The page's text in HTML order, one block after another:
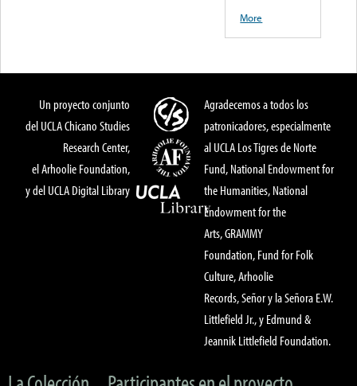
More
Un proyecto conjunto
del UCLA Chicano Studies
Research Center,
el Arhoolie Foundation,
y del UCLA Digital Library
Agradecemos a todos los
patronicadores, especialmente
al UCLA Los Tigres de Norte
Fund, National Endowment for
the Humanities, National
Endowment for the
Arts, GRAMMY
Foundation, Fund for Folk
Culture, Arhoolie
Records, Señor y la Señora E.W.
Littlefield Jr., y Edmund &
Jeannik Littlefield Foundation.